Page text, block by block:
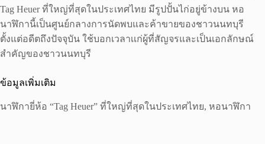
Tag Heuer ที่ใหญ่ที่สุดในประเทศไทย มีรูปปั้นไก่อยู่ข้างบน หอ
นาฬิกานี้เป็นศูนย์กลางการนัดพบและค้าขายของชาวนนทบุรี
ตั้งแต่อดีตถึงปัจจุบัน ใช้บอกเวลาเเก่ผู้ที่สัญจรและเป็นเอกลักษณ์
สำคัญของชาวนนทบุรี
ข้อมูลเพิ่มเติม
นาฬิกายี่ห้อ “Tag Heuer” ที่ใหญ่ที่สุดในประเทศไทย, หอนาฬิกา